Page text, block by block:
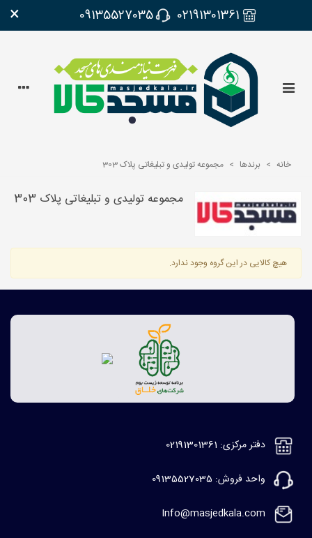
02191301361
09135527035
×
خانه > برندها > مجموعه تولیدی و تبلیغاتی پلاک 303
مجموعه تولیدی و تبلیغاتی پلاک 303
هیچ کالایی در این گروه وجود ندارد.
دفتر مرکزی: 02191301361
واحد فروش: 09135527035
Info@masjedkala.com